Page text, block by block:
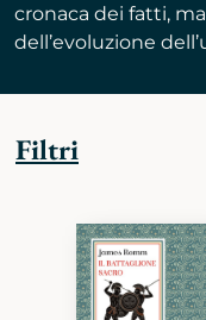
cronaca dei fatti,
dell’evoluzione
Filtri